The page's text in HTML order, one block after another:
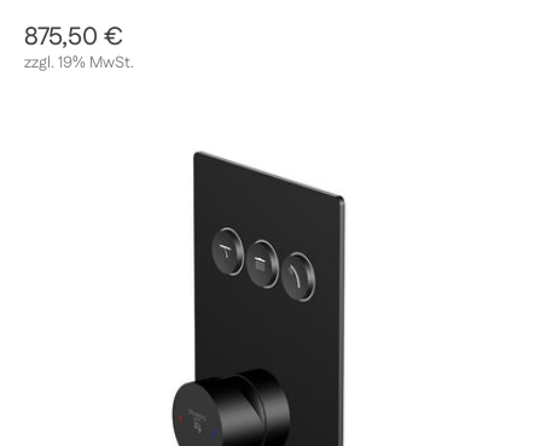
Regulärer Preis
875,50 €
zzgl. 19% MwSt.